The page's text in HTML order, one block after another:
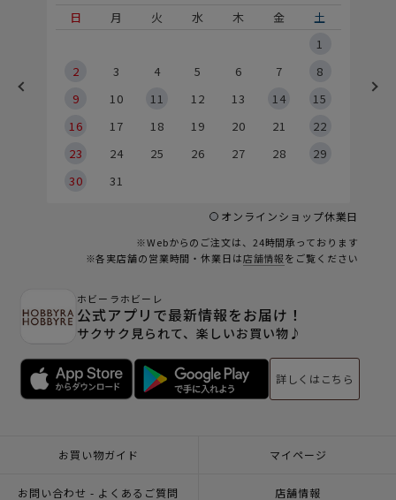
日
月 火 水 木 金
土
1
2
3 4 5 6 7
8
9
10 11 12 13 14
15
16
17 18 19 20 21
22
23
24 25 26 27 28
29
30
31
オンラインショップ休業日
※Webからのご注文は、24時間承っております
※各実店舗の営業時間・休業日は店舗情報をご覧ください
ホビーラホビーレ
公式アプリで最新情報をお届け！
サクサク見られて、楽しいお買い物♪
詳しくはこちら
お買い物ガイド マイページ
お問い合わせ - よくあるご質問 店舗情報